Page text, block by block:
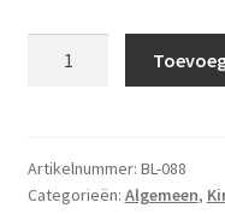
Artikelnummer: BL-088
Categorieën: Algemeen,